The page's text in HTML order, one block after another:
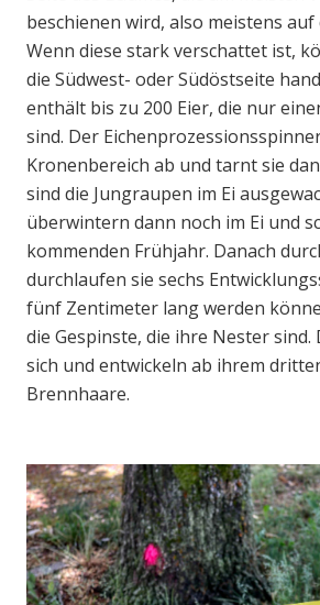
beschienen wird, also meistens auf
Wenn diese stark verschattet ist,
die Südwest- oder Südöstseite
enthält bis zu 200 Eier, die nur
sind. Der
Kronenbereich ab und tarnt sie
sind die Jungraupen im Ei
überwintern dann noch im Ei und
kommenden Frühjahr. Danach
durchlaufen sie sechs
fünf Zentimeter lang werden
die Gespinste, die ihre Nester
sich und entwickeln ab ihrem
Brennhaare.